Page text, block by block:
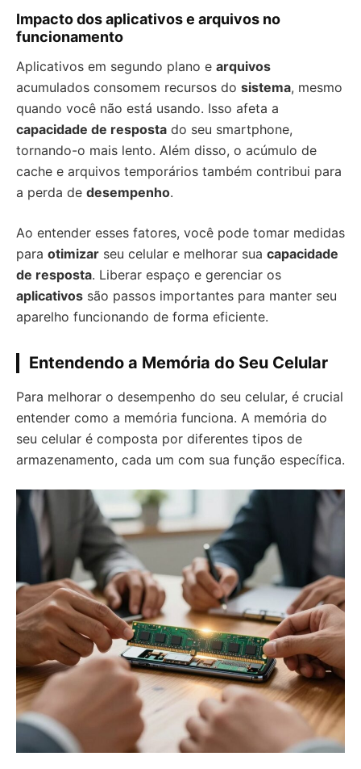
Impacto dos aplicativos e arquivos no
funcionamento
Aplicativos em segundo plano e arquivos
acumulados consomem recursos do sistema, mesmo
quando você não está usando. Isso afeta a
capacidade de resposta do seu smartphone,
tornando-o mais lento. Além disso, o acúmulo de
cache e arquivos temporários também contribui para
a perda de desempenho.
Ao entender esses fatores, você pode tomar medidas
para otimizar seu celular e melhorar sua capacidade
de resposta. Liberar espaço e gerenciar os
aplicativos são passos importantes para manter seu
aparelho funcionando de forma eficiente.
Entendendo a Memória do Seu Celular
Para melhorar o desempenho do seu celular, é crucial
entender como a memória funciona. A memória do
seu celular é composta por diferentes tipos de
armazenamento, cada um com sua função específica.